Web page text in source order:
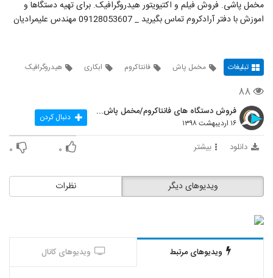
مخمل پاشی. فروش فیلم و اکتیویتور هیدروگرافیک. برای تهیه دستگاها و
اموزش با دفتر آرادکروم تماس بگیرید _ 09128053607 مهندس علیمرادیان
تبلیغات مخمل پاش فانتاکروم ابکاری هیدروگرافیک
۸۸
فروش دستگاه های فانتاکروم/مخمل پاش/هیدروگرافیک
۱۶ اردیبهشت ۱۳۹۸ دنبال کردن
دانلود بیشتر ۰ ۰
نظرات ویدیوهای دیگر
ویدیوهای مرتبط ویدیوهای کانال